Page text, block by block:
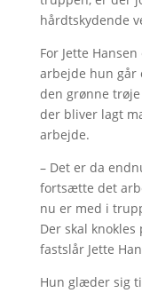
hårdtskydende
For Jette
arbejde hun går
den grønne
der bliver lagt
arbejde.
– Det er da
fortsætte det
nu er med i
Der skal
fastslår Jette
Hun glæder sig